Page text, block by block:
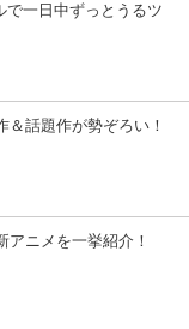
で一日中ずっとうるツ
＆話題作が勢ぞろい！
アニメを一挙紹介！